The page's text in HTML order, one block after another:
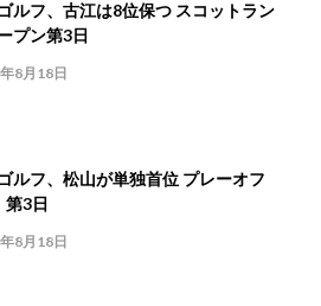
ルフ、古江は8位保つ スコットラン
プン第3日
8月18日
ルフ、松山が単独首位 プレーオフ
第3日
8月18日